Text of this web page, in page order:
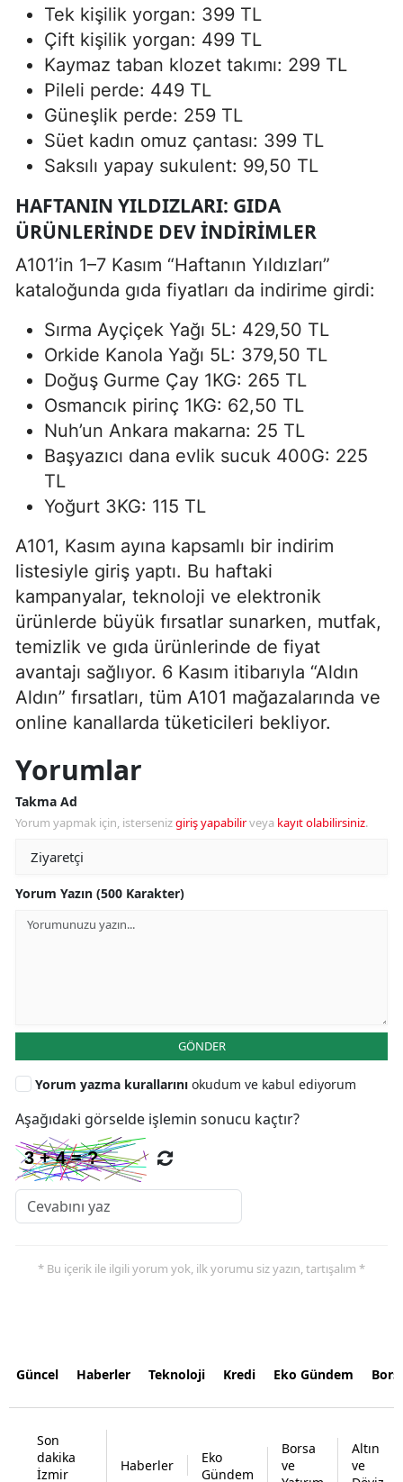
Tek kişilik yorgan: 399 TL
Çift kişilik yorgan: 499 TL
Kaymaz taban klozet takımı: 299 TL
Pileli perde: 449 TL
Güneşlik perde: 259 TL
Süet kadın omuz çantası: 399 TL
Saksılı yapay sukulent: 99,50 TL
HAFTANIN YILDIZLARI: GIDA
ÜRÜNLERINDE DEV İNDIRIMLER
A101’in 1–7 Kasım “Haftanın Yıldızları”
kataloğunda gıda fiyatları da indirime girdi:
Sırma Ayçiçek Yağı 5L: 429,50 TL
Orkide Kanola Yağı 5L: 379,50 TL
Doğuş Gurme Çay 1KG: 265 TL
Osmancık pirinç 1KG: 62,50 TL
Nuh’un Ankara makarna: 25 TL
Başyazıcı dana evlik sucuk 400G: 225
TL
Yoğurt 3KG: 115 TL
A101, Kasım ayına kapsamlı bir indirim
listesiyle giriş yaptı. Bu haftaki
kampanyalar, teknoloji ve elektronik
ürünlerde büyük fırsatlar sunarken, mutfak,
temizlik ve gıda ürünlerinde de fiyat
avantajı sağlıyor. 6 Kasım itibarıyla “Aldın
Aldın” fırsatları, tüm A101 mağazalarında ve
online kanallarda tüketicileri bekliyor.
Yorumlar
Takma Ad
Yorum yapmak için, istersenizgiriş yapabilirveya kayıt olabilirsiniz.
Yorum Yazın (500 Karakter)
GÖNDER
Yorum yazma kurallarını okudum ve kabul ediyorum
Aşağıdaki görselde işlemin sonucu kaçtır?
* Bu içerik ile ilgili yorum yok, ilk yorumu siz yazın, tartışalım *
Güncel Haberler Teknoloji Kredi Eko Gündem
Son
dakika
İzmir
Haberler
Eko
Gündem
Borsa
ve
Altın
ve